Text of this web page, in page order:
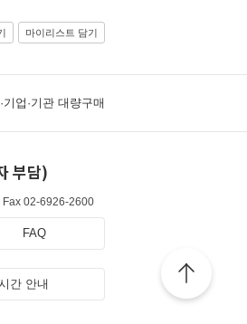
마이리스트 담기
기업·기관 대량구매
부담)
Fax 02-6926-2600
FAQ
간 안내